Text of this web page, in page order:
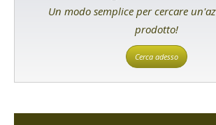
Un modo semplice per cercare
prodotto!
Cerca adesso